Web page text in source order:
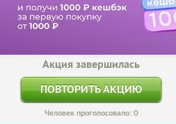
Акция завершилась
ПОВТОРИТЬ АКЦИЮ
Человек проголосовало: 0